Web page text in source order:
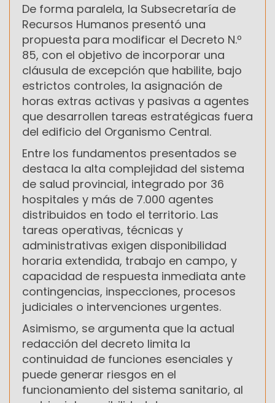
De forma paralela, la Subsecretaría de
Recursos Humanos presentó una
propuesta para modificar el Decreto N.º
85, con el objetivo de incorporar una
cláusula de excepción que habilite, bajo
estrictos controles, la asignación de
horas extras activas y pasivas a agentes
que desarrollen tareas estratégicas fuera
del edificio del Organismo Central.
Entre los fundamentos presentados se
destaca la alta complejidad del sistema
de salud provincial, integrado por 36
hospitales y más de 7.000 agentes
distribuidos en todo el territorio. Las
tareas operativas, técnicas y
administrativas exigen disponibilidad
horaria extendida, trabajo en campo, y
capacidad de respuesta inmediata ante
contingencias, inspecciones, procesos
judiciales o intervenciones urgentes.
Asimismo, se argumenta que la actual
redacción del decreto limita la
continuidad de funciones esenciales y
puede generar riesgos en el
funcionamiento del sistema sanitario, al